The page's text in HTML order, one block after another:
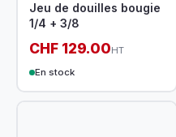
Jeu de douilles bougie
1/4 + 3/8
CHF 129.00HT
En stock